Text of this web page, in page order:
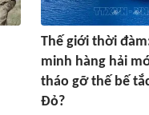
Thế giới thời
minh hàng hải
tháo gỡ thế bế
Đỏ?